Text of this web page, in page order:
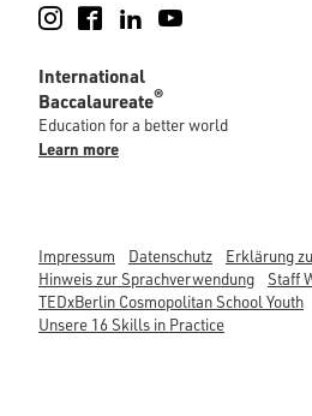
Instagram
FacebookLinkedIn
International
Baccalaureate®
Education for a better world
Learn more
Impressum Datenschutz
Erklärung
Hinweis zur Sprachverwendung
Staff
TEDxBerlin Cosmopolitan School Youth
Unsere 16 Skills in Practice